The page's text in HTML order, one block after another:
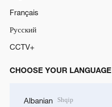
Français
Русский
CCTV+
CHOOSE YOUR LANGUAGE
Albanian Shqip